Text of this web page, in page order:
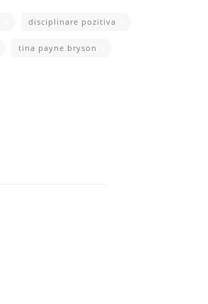
disciplinare pozitiva
tina payne bryson